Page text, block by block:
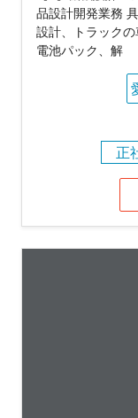
品設計開発業務
設計、トラック
電池パック、解
正